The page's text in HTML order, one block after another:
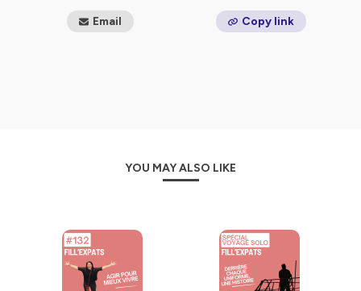
pour plus d'informations.
Email Copy link
YOU MAY ALSO LIKE